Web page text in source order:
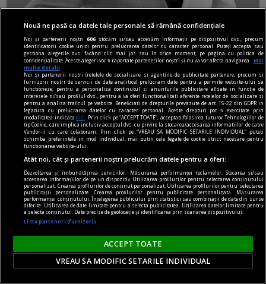
ficat
Sănătatea ficatului: Cum identifici semnele unui
ficat bolnav
Ficatul este un organ vital în corpul omului, fiind
implicat în sute de procese, printre care:
digerarea alimentelor, eliminarea deșeurilor din
organism și producerea unor factori de
coagulare care facilitează circulația sângelui.
Nouă ne pasă ca datele tale personale să rămână confidențiale
Noi și partenerii noștri606 stocăm și/sau accesăm informații pe dispozitivul dvs., precum
identificatorii cookie unici pentru prelucrarea datelor cu caracter personal. Puteți accepta sau
gestiona alegerile dvs. făcând clic mai jos sau în orice moment, pe pagina cu politica de
confidențialitate. Aceste alegeri vor fi raportate partenerilor noștri și nu vă vor afecta navigarea.
Mai
multe detalii
Noi si partenerii nostri (retelele de socializare si agentiile de publicitate partenere, precum si
furnizorii nostri de servicii de date analitice) prelucram date pentru a permite website-ului sa
functioneze, pentru a personaliza continutul si anunturile publicitare afisate in functie de
interesele si/sau profilul dvs., pentru a va oferi functionalitati aferente retelelor de socializare si
pentru a analiza traficul pe website. Beneficiati de drepturile prevazute de art. 15-22 din GDPR in
legatura cu prelucrarea datelor cu caracter personal. Aceste drepturi pot fi exercitate prin
modalitatea indicataaici
. Prin click pe “ACCEPT TOATE”, acceptati folosirea tuturor Tehnologiilor de
tip Cookie, care implica inclusiv acceptul dvs. cu privire la stocarea/accesarea informatiilor de catre
Vendor-ii cu care colaboram. Prin click pe “VREAU SA MODIFIC SETARILE INDIVIDUAL” puteti
schimba preferintele in mod individual, mai putin cele legate de cookie strict necesare pentru
functionarea website-ului.
Atât noi, cât și partenerii noștri prelucrăm datele pentru a oferi:
Dezvoltarea și îmbunătățirea serviciilor. Măsurarea performanței reclamelor. Stocarea și/sau
accesarea informațiilor de pe un dispozitiv. Utilizarea profilurilor pentru selectarea conținutului
personalizat. Crearea profilurilor de conținut personalizat. Utilizarea profilurilor pentru selectarea
publicității personalizate. Crearea profilurilor pentru publicitate personalizată. Măsurarea
performanței conținutului. Înțelegerea publicului prin statistici sau combinații de date din surse
diferite. Utilizarea de date limitate pentru a selecta publicitatea. Utilizarea datelor limitate pentru
a selecta conținutul. Date precise de geolocație și identificarea prin scanarea dispozitivului.
Listă parteneri (furnizori)
ACCEPT TOATE
VREAU SA MODIFIC SETARILE INDIVIDUAL